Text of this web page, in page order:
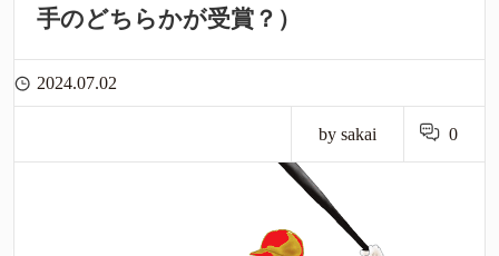
手のどちらかが受賞？）
2024.07.02
by sakai 0